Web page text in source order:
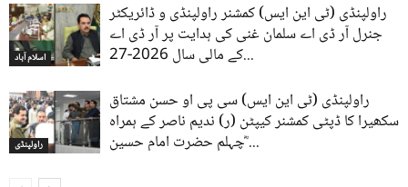
اسلام آباد
راولپنڈی (ٹی این ایس) کمشنر راولپنڈی و ڈائریکٹر
جنرل آر ڈی اے سلمان غنی کی ہدایت پر آر ڈی اے
کے مالی سال 2026-27...
راولپنڈی
راولپنڈی (ٹی این ایس) سی پی او حسن مشتاق
سکھیرا کا ڈپٹی کمشنر کیپٹن (ر) ندیم ناصر کے ہمراہ
چہلم حضرت امام حسین ؓ...